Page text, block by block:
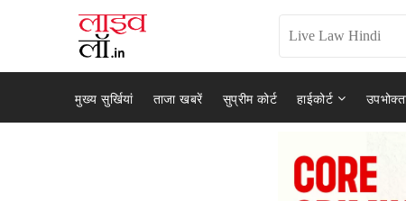
मुख्य सुर्खियां ताजा खबरें सुप्रीम कोर्ट हाईकोर्ट